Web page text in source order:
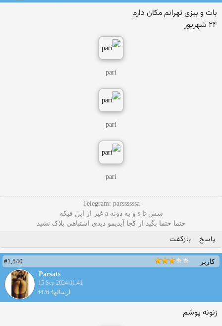
بات و بیزی تهرانم مکان دارم
۲۴ شهریور
pari
pari
pari
Telegram: parssssssa
شش تا s و یه دونه a غیر از این فیکه
حتما حتما بگید از کجا آیدیمو دیدی اشتباهی بلاک نشید
پاسخ بازگفت
کاربر
#1,540
Parsats
15 Sep 2024 01:41
ارسالها: 4476
زنونه پوشم